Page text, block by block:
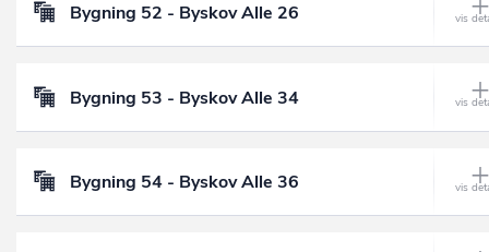
Bygning 52 - Byskov Alle 26
Bygning 53 - Byskov Alle 34
Bygning 54 - Byskov Alle 36